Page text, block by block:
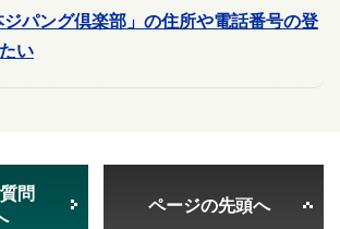
ジパング倶楽部」の住所や電話番号の登
い
問
ページの先頭へ